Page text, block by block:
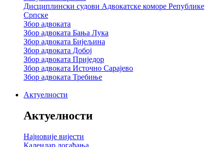
Дисциплински судови Адвокатске коморе Републике
Српске
Збор адвоката
Збор адвоката Бања Лука
Збор адвоката Бијељина
Збор адвоката Добој
Збор адвоката Приједор
Збор адвоката Источно Сарајево
Збор адвоката Требиње
Актуелности
Актуелности
Најновије вијести